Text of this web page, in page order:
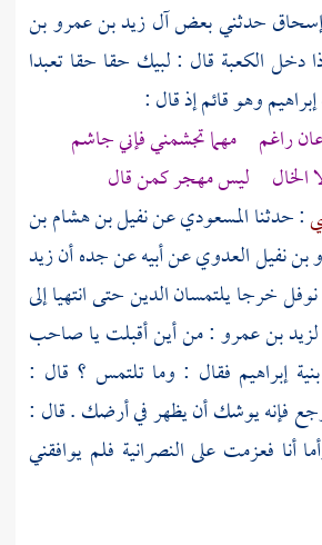
حدثني بعض آلزيد بن عمرو بن
دخلالكعبة قال : لبيك حقا حقا تعبدا
إبراهيموهو قائم إذ قال :
راغم مهما تجشمني فإني جاشم
لا الخال ليس مهجر كمن قال
: حدثناالمسعوديعننفيل بن هشام بن
نفيل العدويعن أبيه عن جده أنزيد
خرجا يلتمسان الدين حتى انتهيا إلى
لزيد بن عمرو: من أين أقبلت يا صاحب
إبراهيم فقال : وما تلتمس ؟ قال :
فإنه يوشك أن يظهر في أرضك . قال :
أنا فعزمت على النصرانية فلم يوافقني